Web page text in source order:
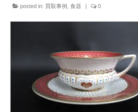
posted in: 買取事例 食器 | 0